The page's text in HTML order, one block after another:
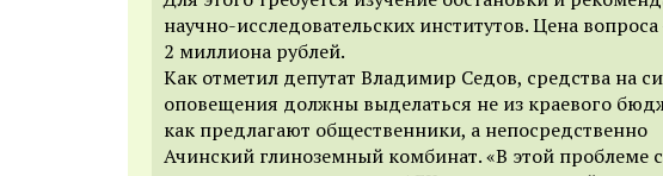
научно-исследовательских институтов. Цена
2 миллиона рублей.
Как отметил депутат Владимир Седов, средства на
оповещения должны выделаться не из краевого
как предлагают общественники, а непосредственно
Ачинский глиноземный комбинат. «В этой проблеме